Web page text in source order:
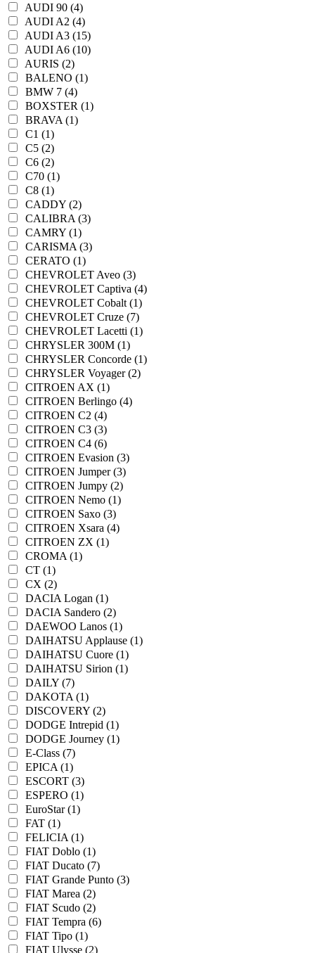
AUDI 90 (4)
AUDI A2 (4)
AUDI A3 (15)
AUDI A6 (10)
AURIS (2)
BALENO (1)
BMW 7 (4)
BOXSTER (1)
BRAVA (1)
C1 (1)
C5 (2)
C6 (2)
C70 (1)
C8 (1)
CADDY (2)
CALIBRA (3)
CAMRY (1)
CARISMA (3)
CERATO (1)
CHEVROLET Aveo (3)
CHEVROLET Captiva (4)
CHEVROLET Cobalt (1)
CHEVROLET Cruze (7)
CHEVROLET Lacetti (1)
CHRYSLER 300M (1)
CHRYSLER Concorde (1)
CHRYSLER Voyager (2)
CITROEN AX (1)
CITROEN Berlingo (4)
CITROEN C2 (4)
CITROEN C3 (3)
CITROEN C4 (6)
CITROEN Evasion (3)
CITROEN Jumper (3)
CITROEN Jumpy (2)
CITROEN Nemo (1)
CITROEN Saxo (3)
CITROEN Xsara (4)
CITROEN ZX (1)
CROMA (1)
CT (1)
CX (2)
DACIA Logan (1)
DACIA Sandero (2)
DAEWOO Lanos (1)
DAIHATSU Applause (1)
DAIHATSU Cuore (1)
DAIHATSU Sirion (1)
DAILY (7)
DAKOTA (1)
DISCOVERY (2)
DODGE Intrepid (1)
DODGE Journey (1)
E-Class (7)
EPICA (1)
ESCORT (3)
ESPERO (1)
EuroStar (1)
FAT (1)
FELICIA (1)
FIAT Doblo (1)
FIAT Ducato (7)
FIAT Grande Punto (3)
FIAT Marea (2)
FIAT Scudo (2)
FIAT Tempra (6)
FIAT Tipo (1)
FIAT Ulysse (2)